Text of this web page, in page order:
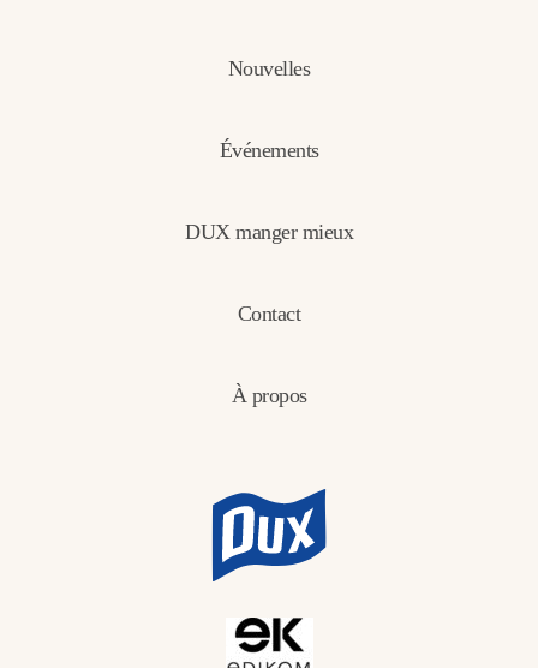
Nouvelles
Événements
DUX manger mieux
Contact
À propos